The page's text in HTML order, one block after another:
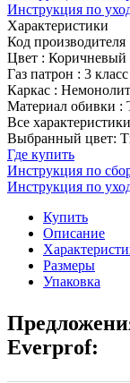
Инструкция по
Характеристики
Код производителя
Цвет : Коричневый
Газ патрон : 3 класс
Каркас :
Материал обивки :
Все характеристики
Выбранный цвет:
Где купить
Инструкция по
Инструкция по
Купить
Описание
Размеры
Упаковка
Everprof: